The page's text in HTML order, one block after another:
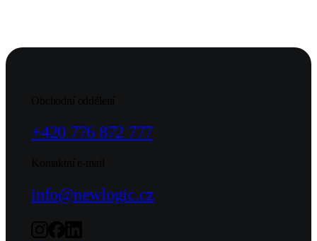
+420 776 872 777
info@newlogic.cz